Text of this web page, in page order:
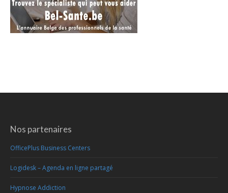
Nos partenaires
OfficePlus Business Centers
Logidesk – Agenda en ligne partagé
Hypnose Addiction